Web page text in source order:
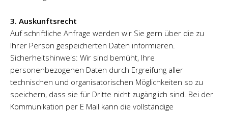
3. Auskunftsrecht
Auf schriftliche Anfrage werden wir Sie gern über die zu
Ihrer Person gespeicherten Daten informieren.
Sicherheitshinweis: Wir sind bemüht, Ihre
personenbezogenen Daten durch Ergreifung aller
technischen und organisatorischen Möglichkeiten so zu
speichern, dass sie für Dritte nicht zugänglich sind. Bei der
Kommunikation per E Mail kann die vollständige